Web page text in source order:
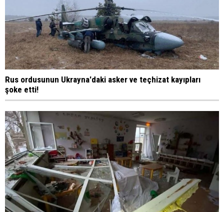
Rus ordusunun Ukrayna'daki asker ve teçhizat kayıpları
şoke etti!